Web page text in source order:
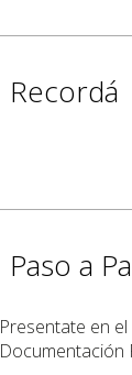
Recordá
Paso a
Presentate en
Documentación